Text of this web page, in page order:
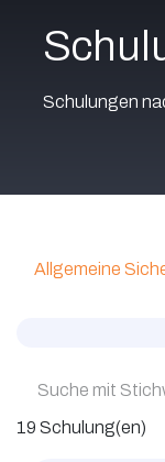
Schulungen
Allgemeine
19 Schulung(en)